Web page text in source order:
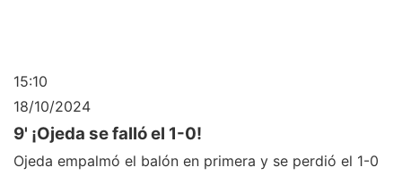
15:10
18/10/2024
9' ¡Ojeda se falló el 1-0!
Ojeda empalmó el balón en primera y se perdió el 1-0